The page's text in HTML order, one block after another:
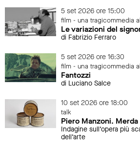
5 set 2026 ore 15:00
film - una tragicommedia
Le variazioni del
di Fabrizio Ferraro
5 set 2026 ore 16:30
film - una tragicommedia
Fantozzi
di Luciano Salce
10 set 2026 ore 18:00
talk
Piero Manzoni. Merda
Indagine sull’opera più
dell’arte